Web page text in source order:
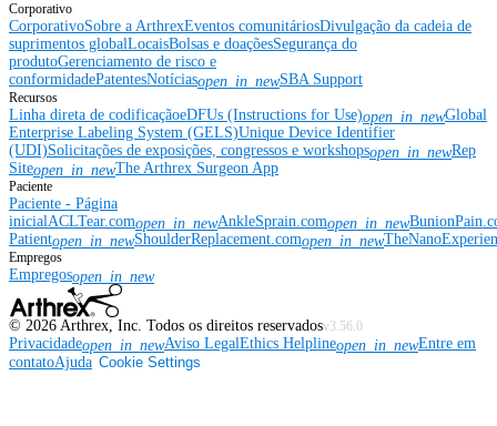
Corporativo
CorporativoSobre a ArthrexEventos comunitáriosDivulgação da cadeia de
suprimentos globalLocaisBolsas e doaçõesSegurança do
produtoGerenciamento de risco e
conformidadePatentesNotíciasopen_in_newSBA Support
Recursos
Linha direta de codificaçãoeDFUs (Instructions for Use)open_in_newGlobal
Enterprise Labeling System (GELS)Unique Device Identifier
(UDI)Solicitações de exposições, congressos e workshopsopen_in_newRep
Siteopen_in_newThe Arthrex Surgeon App
Paciente
Paciente - Página
inicial ACLTear.comopen_in_newAnkleSprain.comopen_in_new
Patientopen_in_newShoulderReplacement.comopen_in_new
Empregos
Empregosopen_in_new
© 2026 Arthrex, Inc. Todos os direitos reservadosv3.56.0
Privacidadeopen_in_newAviso LegalEthics Helplineopen_in_newEntre em
contatoAjuda Cookie Settings